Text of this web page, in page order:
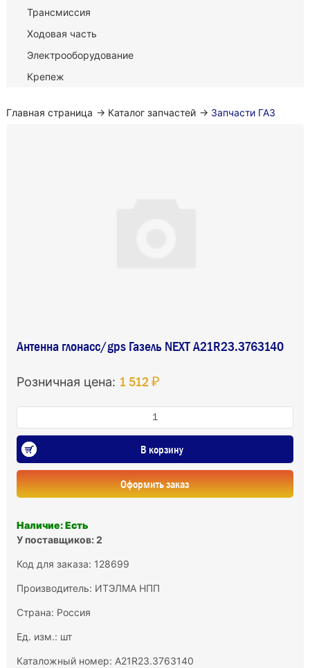
Трансмиссия
Ходовая часть
Электрооборудование
Крепеж
Главная страница → Каталог запчастей → Запчасти ГАЗ
Антенна глонасс/gрs Газель NEXT А21R23.3763140
Розничная цена: 1 512 ₽
В корзину
Оформить заказ
Наличие: Есть
У поставщиков: 2
Код для заказа: 128699
Производитель: ИТЭЛМА НПП
Страна: Россия
Ед. изм.: шт
Каталожный номер: А21R23.3763140